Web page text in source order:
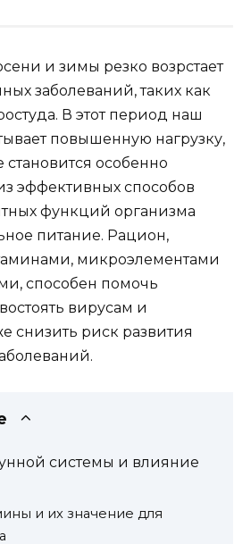
и зимы резко возрстает
заболеваний, таких как
В этот период наш
повышенную нагрузку,
особенно
эффективных способов
функций организма
питание. Рацион,
микроэлементами
способен помочь
вирусам и
снизить риск развития
системы и влияние
и их значение для